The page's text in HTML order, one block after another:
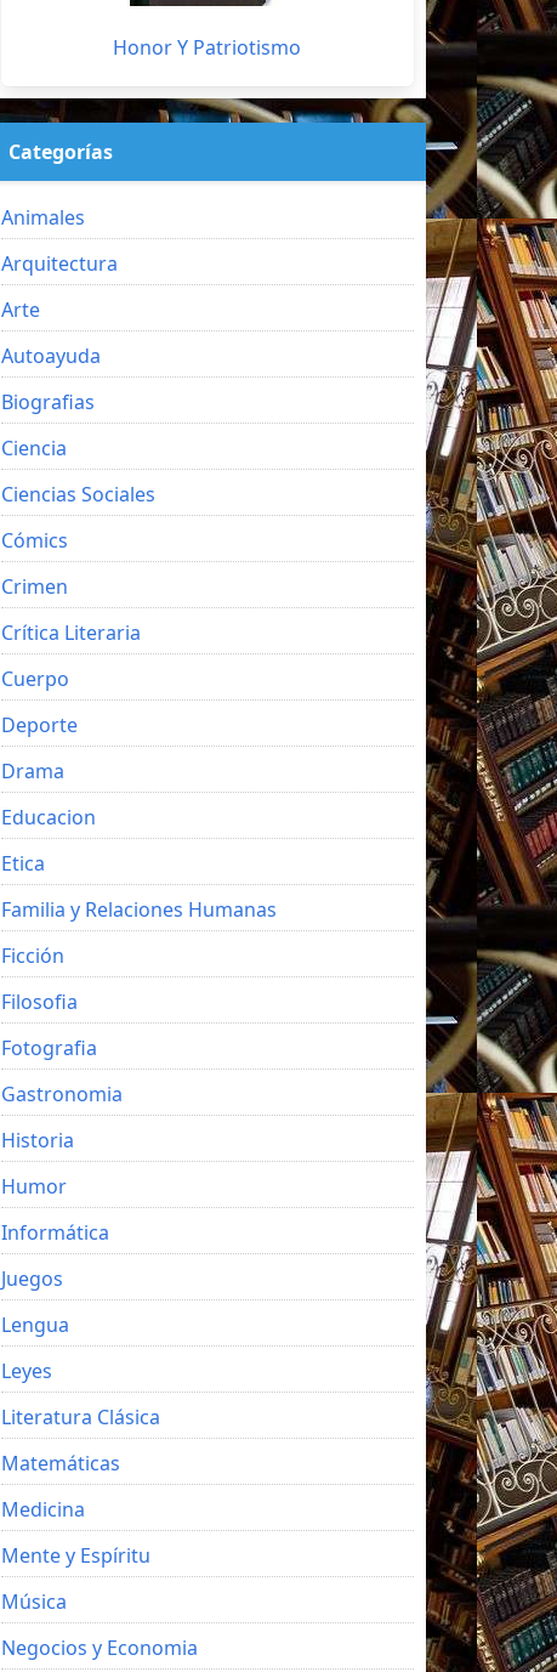
Honor Y Patriotismo
Categorías
Animales
Arquitectura
Arte
Autoayuda
Biografias
Ciencia
Ciencias Sociales
Cómics
Crimen
Crítica Literaria
Cuerpo
Deporte
Drama
Educacion
Etica
Familia y Relaciones Humanas
Ficción
Filosofia
Fotografia
Gastronomia
Historia
Humor
Informática
Juegos
Lengua
Leyes
Literatura Clásica
Matemáticas
Medicina
Mente y Espíritu
Música
Negocios y Economia